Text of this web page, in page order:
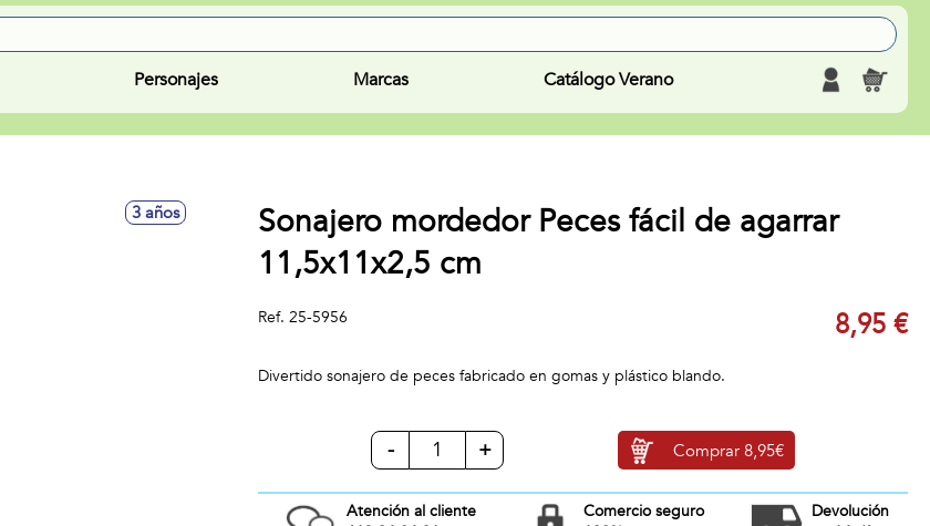
Personajes Marcas Catálogo Verano
3 años
Sonajero mordedor Peces fácil de agarrar
11,5x11x2,5 cm
Ref. 25-5956 8,95 €
Divertido sonajero de peces fabricado en gomas y plástico blando.
- + Comprar 8,95€
Atención al cliente
Comercio seguro
Devolución